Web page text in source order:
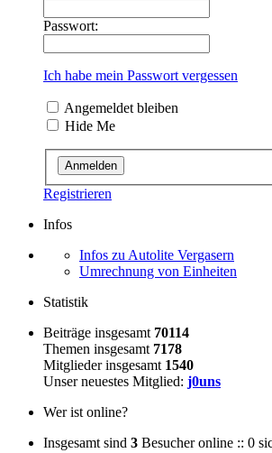
Passwort:
Ich habe mein Passwort vergessen
Angemeldet bleiben
Hide Me
Registrieren
Infos
Infos zu Autolite Vergasern
Umrechnung von Einheiten
Statistik
Beiträge insgesamt 70114
Themen insgesamt 7178
Mitglieder insgesamt 1540
Unser neuestes Mitglied: j0uns
Wer ist online?
Insgesamt sind 3 Besucher online :: 0